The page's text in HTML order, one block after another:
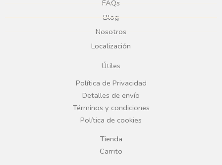
e
b
o
o
k
g
r
a
FAQs
Blog
Nosotros
Localización
Útiles
Política de Privacidad
Detalles de envío
Términos y condiciones
Política de cookies
Tienda
Carrito